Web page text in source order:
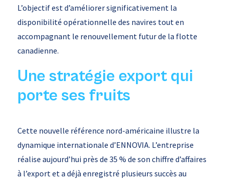
L’objectif est d’améliorer significativement la
disponibilité opérationnelle des navires tout en
accompagnant le renouvellement futur de la flotte
canadienne.
Une stratégie export qui
porte ses fruits
Cette nouvelle référence nord-américaine illustre la
dynamique internationale d’ENNOVIA. L’entreprise
réalise aujourd’hui près de 35 % de son chiffre d’affaires
à l’export et a déjà enregistré plusieurs succès au